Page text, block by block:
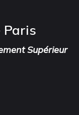
Paris
Supérieur